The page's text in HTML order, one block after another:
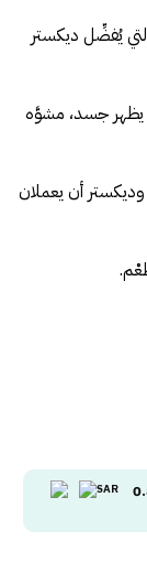
يُفضِّل ديكستر
يظهر جسد، مشوَّه
أن يعملان